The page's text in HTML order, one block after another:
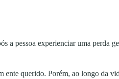
a pessoa experienciar uma perda
querido. Porém, ao longo da